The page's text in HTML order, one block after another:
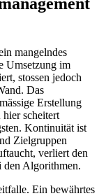
mangelndes
Umsetzung im
stossen jedoch
Das
Erstellung
scheitert
Kontinuität ist
Zielgruppen
verliert den
den Algorithmen.
Ein bewährtes